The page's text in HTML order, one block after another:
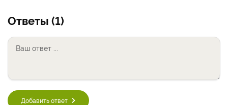
Ответы (1)
Добавить ответ